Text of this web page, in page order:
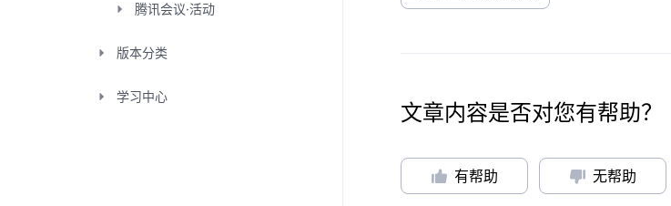
腾讯会议·活动
版本分类
学习中心
文章内容是否对您有帮助？
有帮助 无帮助